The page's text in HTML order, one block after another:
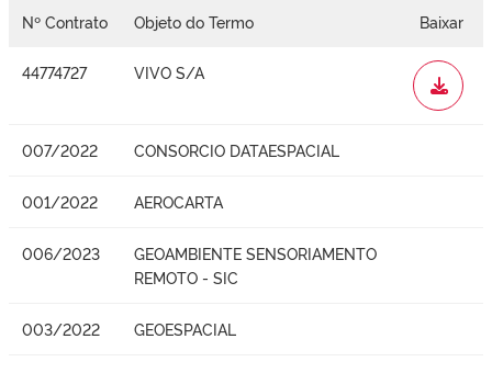
Nº Contrato Objeto do Termo Baixar
44774727 VIVO S/A
WORD
007/2022 CONSORCIO DATAESPACIAL
001/2022 AEROCARTA
006/2023
GEOAMBIENTE SENSORIAMENTO
REMOTO - SIC
003/2022 GEOESPACIAL